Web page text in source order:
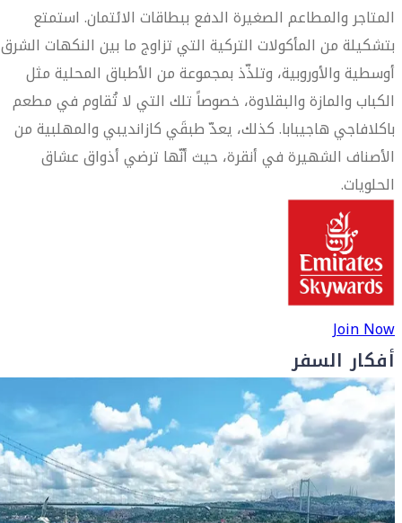
المتاجر والمطاعم الصغيرة الدفع ببطاقات الائتمان. استمتع
بتشكيلة من المأكولات التركية التي تزاوج ما بين النكهات الشرق
أوسطية والأوروبية، وتلذّذ بمجموعة من الأطباق المحلية مثل
الكباب والمازة والبقلاوة، خصوصاً تلك التي لا تُقاوم في مطعم
باكلافاجي هاجيبابا. كذلك، يعدّ طبقَي كازانديبي والمهلبية من
الأصناف الشهيرة في أنقرة، حيث أنّها ترضي أذواق عشاق
الحلويات.
Join Now
أفكار السفر